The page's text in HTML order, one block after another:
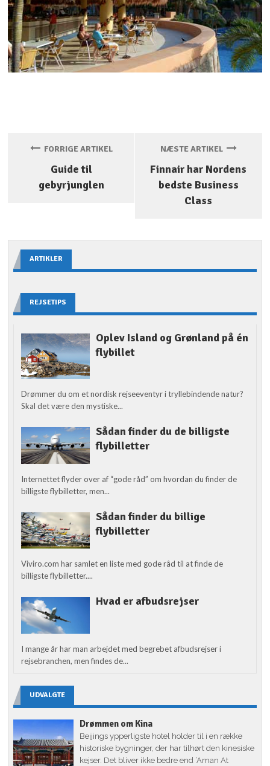
FORRIGE ARTIKEL
Guide til
gebyrjunglen
NÆSTE ARTIKEL
Finnair har Nordens
bedste Business
Class
ARTIKLER
REJSETIPS
Oplev Island og Grønland på én
flybillet
Drømmer du om et nordisk rejseeventyr i tryllebindende natur?
Skal det være den mystiske...
Sådan finder du de billigste
flybilletter
Internettet flyder over af “gode råd” om hvordan du finder de
billigste flybilletter, men...
Sådan finder du billige
flybilletter
Viviro.com har samlet en liste med gode råd til at finde de
billigste flybilletter....
Hvad er afbudsrejser
I mange år har man arbejdet med begrebet afbudsrejser i
rejsebranchen, men findes de...
UDVALGTE
Drømmen om Kina
Beijings ypperligste hotel holder til i en række
historiske bygninger, der har tilhørt den kinesiske
kejser. Det bliver ikke bedre end ‘Aman At